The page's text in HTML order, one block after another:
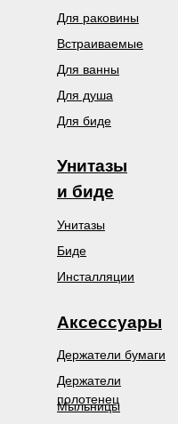
Аксессуары
Держатели бумаги
Держатели
полотенец
Мыльницы
Встраиваемые
Для биде
Для ванны
Для душа
Для раковины
Инсталляции
Биде
Унитазы
Унитазы
и биде